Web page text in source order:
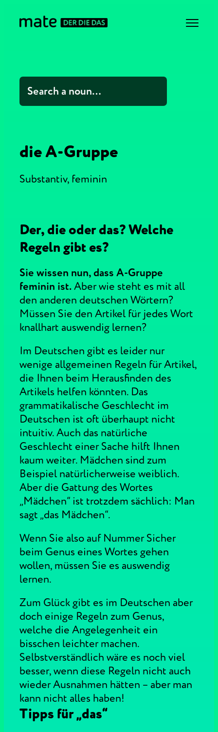
die A-Gruppe
Substantiv, feminin
Der, die oder das? Welche
Regeln gibt es?
Sie wissen nun, dass A-Gruppe
feminin ist.Aber wie steht es mit all
den anderen deutschen Wörtern?
Müssen Sie den Artikel für jedes Wort
knallhart auswendig lernen?
Im Deutschen gibt es leider nur
wenige allgemeinen Regeln für Artikel,
die Ihnen beim Herausfinden des
Artikels helfen könnten. Das
grammatikalische Geschlecht im
Deutschen ist oft überhaupt nicht
intuitiv. Auch das natürliche
Geschlecht einer Sache hilft Ihnen
kaum weiter. Mädchen sind zum
Beispiel natürlicherweise weiblich.
Aber die Gattung des Wortes
„Mädchen“ ist trotzdem sächlich: Man
sagt „das Mädchen“.
Wenn Sie also auf Nummer Sicher
beim Genus eines Wortes gehen
wollen, müssen Sie es auswendig
lernen.
Zum Glück gibt es im Deutschen aber
doch einige Regeln zum Genus,
welche die Angelegenheit ein
bisschen leichter machen.
Selbstverständlich wäre es noch viel
besser, wenn diese Regeln nicht auch
wieder Ausnahmen hätten – aber man
kann nicht alles haben!
Tipps für „das“